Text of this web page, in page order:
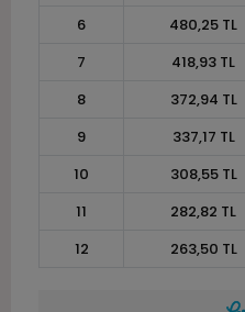
6
480,25 TL
7
418,93 TL
8
372,94 TL
9
337,17 TL
10
308,55 TL
11
282,82 TL
12
263,50 TL